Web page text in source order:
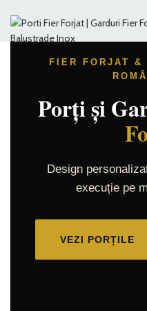
FIER FORJAT &
Porți și
Design
execuție pe
VEZI PORȚILE